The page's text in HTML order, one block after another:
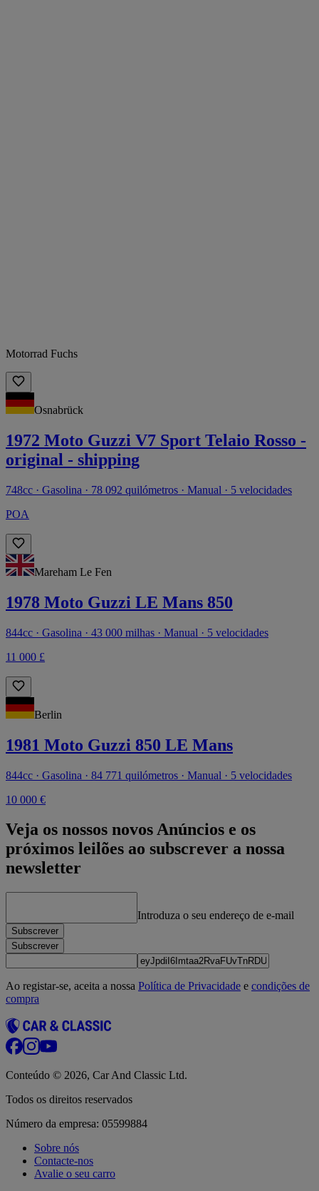
Motorrad Fuchs
Osnabrück
1972 Moto Guzzi V7 Sport Telaio Rosso -
original - shipping
748cc · Gasolina · 78 092 quilómetros · Manual · 5 velocidades
POA
Mareham Le Fen
1978 Moto Guzzi LE Mans 850
844cc · Gasolina · 43 000 milhas · Manual · 5 velocidades
11 000 £
Berlin
1981 Moto Guzzi 850 LE Mans
844cc · Gasolina · 84 771 quilómetros · Manual · 5 velocidades
10 000 €
Veja os nossos novos Anúncios e os
próximos leilões ao subscrever a nossa
newsletter
Introduza o seu endereço de e‑mail
Subscrever
Subscrever
Ao registar-se, aceita a nossa Política de Privacidade e condições de
compra
Conteúdo © 2026, Car And Classic Ltd.
Todos os direitos reservados
Número da empresa: 05599884
Sobre nós
Contacte-nos
Avalie o seu carro